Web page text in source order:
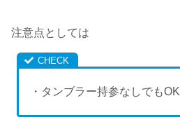
注意点としては
・タンブラー持参なしでもOK